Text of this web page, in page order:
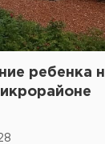
ребенка